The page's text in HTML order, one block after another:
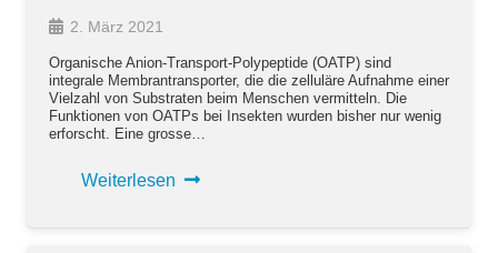
2. März 2021
Organische Anion-Transport-Polypeptide (OATP) sind
integrale Membrantransporter, die die zelluläre Aufnahme einer
Vielzahl von Substraten beim Menschen vermitteln. Die
Funktionen von OATPs bei Insekten wurden bisher nur wenig
erforscht. Eine grosse…
Weiterlesen